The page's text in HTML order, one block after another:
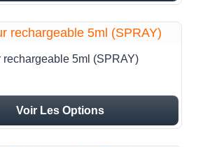
rechargeable 5ml (SPRAY)
Voir Les Options